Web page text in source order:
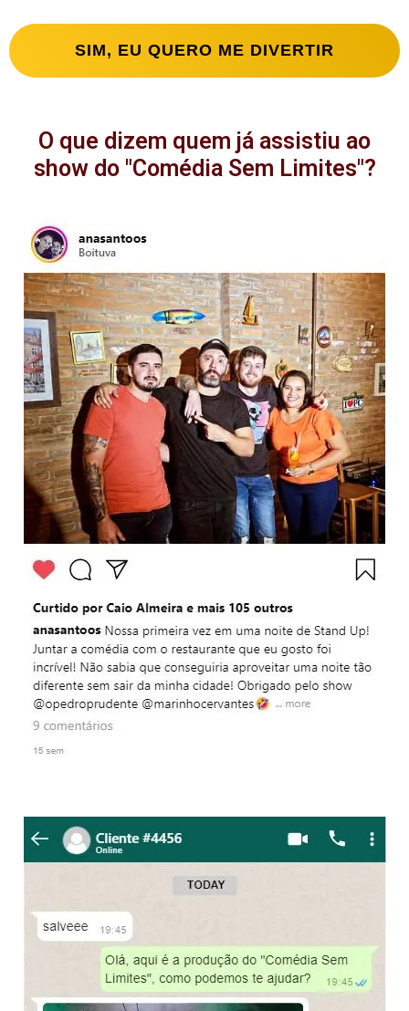
SIM, EU QUERO ME DIVERTIR
O que dizem quem já assistiu ao
show do "Comédia Sem Limites"?